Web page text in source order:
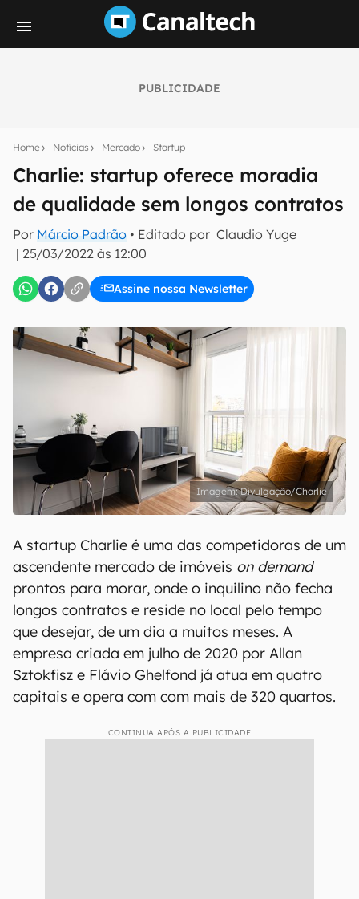
PUBLICIDADE
Home Notícias Mercado Startup
Charlie: startup oferece moradia
de qualidade sem longos contratos
Por Márcio Padrão • Editado por Claudio Yuge
| 25/03/2022 às 12:00
Assine nossa Newsletter
notícias e reviews sobre tecnologia em primeira
mão.
E-mail
Uso e Política de Privacidade do Canaltech.
Divulgação/Charlie
A startup Charlie é uma das competidoras de um
ascendente mercado de imóveis on demand
prontos para morar, onde o inquilino não fecha
longos contratos e reside no local pelo tempo
que desejar, de um dia a muitos meses. A
empresa criada em julho de 2020 por Allan
Sztokfisz e Flávio Ghelfond já atua em quatro
capitais e opera com com mais de 320 quartos.
CONTINUA APÓS A PUBLICIDADE